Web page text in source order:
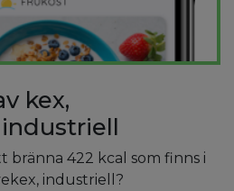
kex,
bränna 422 kcal som finns i
industriell?